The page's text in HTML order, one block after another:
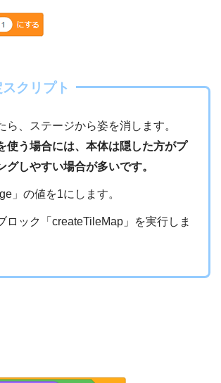
クリプト
ら、ステージから姿を消します。
使う場合には、本体は隠した方がプ
グしやすい場合が多いです。
」の値を1にします。
ロック「createTileMap」を実行しま